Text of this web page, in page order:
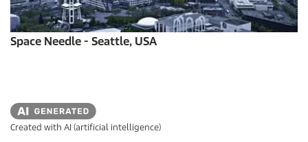
Space Needle - Seattle, USA
Created with AI (artificial intelligence)